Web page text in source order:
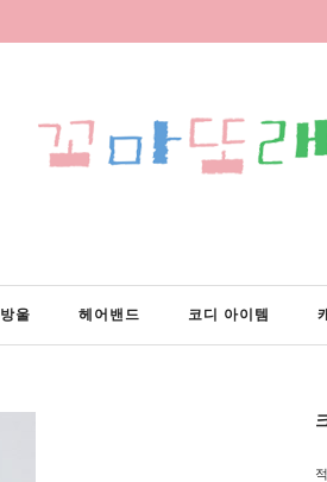
울 헤어밴드 코디 아이템